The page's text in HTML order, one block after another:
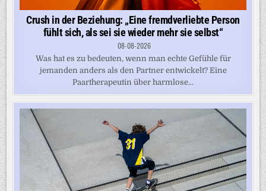
Crush in der Beziehung: „Eine fremdverliebte Person
fühlt sich, als sei sie wieder mehr sie selbst“
08-08-2026
Was hat es zu bedeuten, wenn man echte Gefühle für
jemanden anders als den Partner entwickelt? Eine
Paartherapeutin über harmlose...